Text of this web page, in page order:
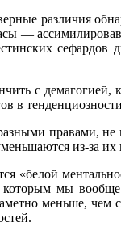
различия
—
сефардов
с демагогией,
в
правами,
из-за их
«белой
которым мы
меньше, чем